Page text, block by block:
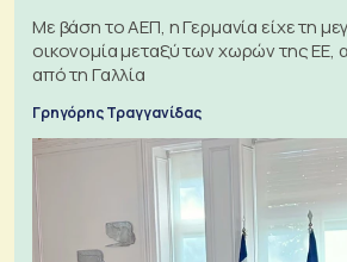
Με βάση το ΑΕΠ, η Γερμανία είχε τη
οικονομία μεταξύ των χωρών της
από τη Γαλλία
Γρηγόρης Τραγγανίδας